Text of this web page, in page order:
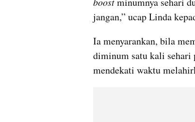
jangan,” ucap Linda
Ia menyarankan, bila
diminum satu kali sehari
mendekati waktu